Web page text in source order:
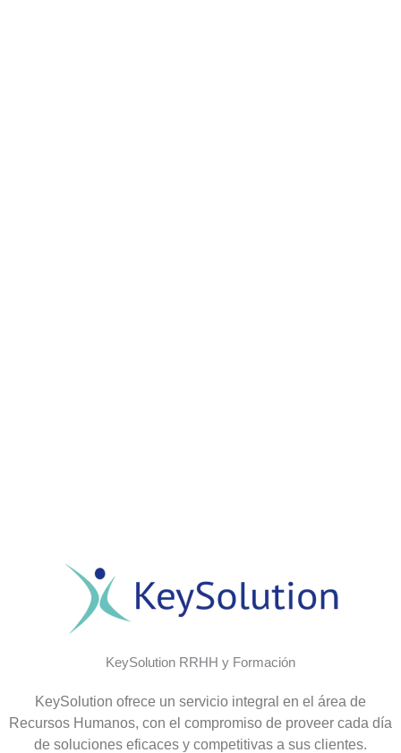
KeySolution RRHH y Formación
KeySolution ofrece un servicio integral en el área de
Recursos Humanos, con el compromiso de proveer cada día
de soluciones eficaces y competitivas a sus clientes.